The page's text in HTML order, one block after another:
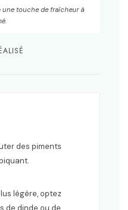
une touche de fraîcheur à
des piments
légère, optez
de dinde ou de